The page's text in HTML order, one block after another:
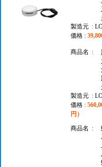
製造元 :
価格 :
商品名 :
製造元 :
価格 :
円）
商品名 :